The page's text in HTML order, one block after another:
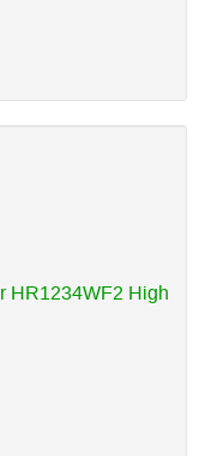
HR1234WF2 High